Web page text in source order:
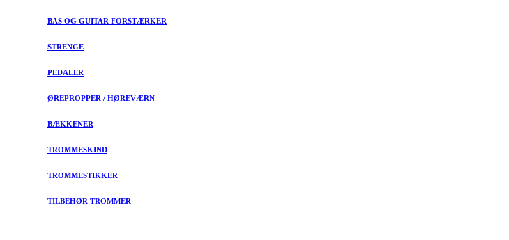
BAS OG GUITAR FORSTÆRKER
STRENGE
PEDALER
ØREPROPPER / HØREVÆRN
BÆKKENER
TROMMESKIND
TROMMESTIKKER
TILBEHØR TROMMER